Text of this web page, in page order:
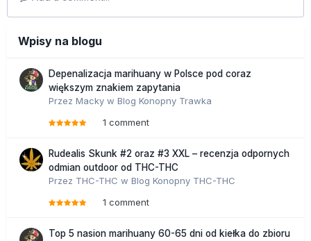
Wpisy na blogu
Depenalizacja marihuany w Polsce pod coraz
większym znakiem zapytania
Przez Macky w Blog Konopny Trawka
1 comment
Rudealis Skunk #2 oraz #3 XXL – recenzja odpornych
odmian outdoor od THC-THC
Przez THC-THC w Blog Konopny THC-THC
1 comment
Top 5 nasion marihuany 60-65 dni od kiełka do zbioru